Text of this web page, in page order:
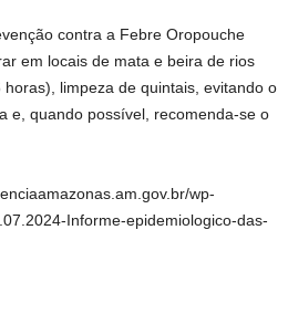
contra a Febre Oropouche
em locais de mata e beira de rios
limpeza de quintais, evitando o
e, quando possível, recomenda-se o
wp-
Informe-epidemiologico-das-